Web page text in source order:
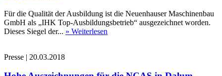
Für die Qualität der Ausbildung ist die Neuenhauser Maschinenbau
GmbH als „IHK Top-Ausbildungsbetrieb“ ausgezeichnet worden.
Dieses Siegel der... » Weiterlesen
Presse | 20.03.2018